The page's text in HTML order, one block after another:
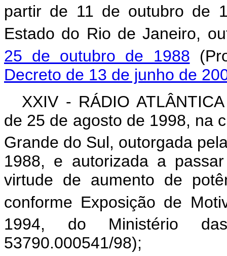
partir de 11 de outubro de
Estado do Rio de Janeiro,
25 de outubro de 1988
Decreto de 13 de junho de
XXIV - RÁDIO
de 25 de agosto de 1998, na
Grande do Sul, outorgada
1988, e autorizada a
virtude de aumento de
conforme Exposição de
1994, do Ministério
53790.000541/98);